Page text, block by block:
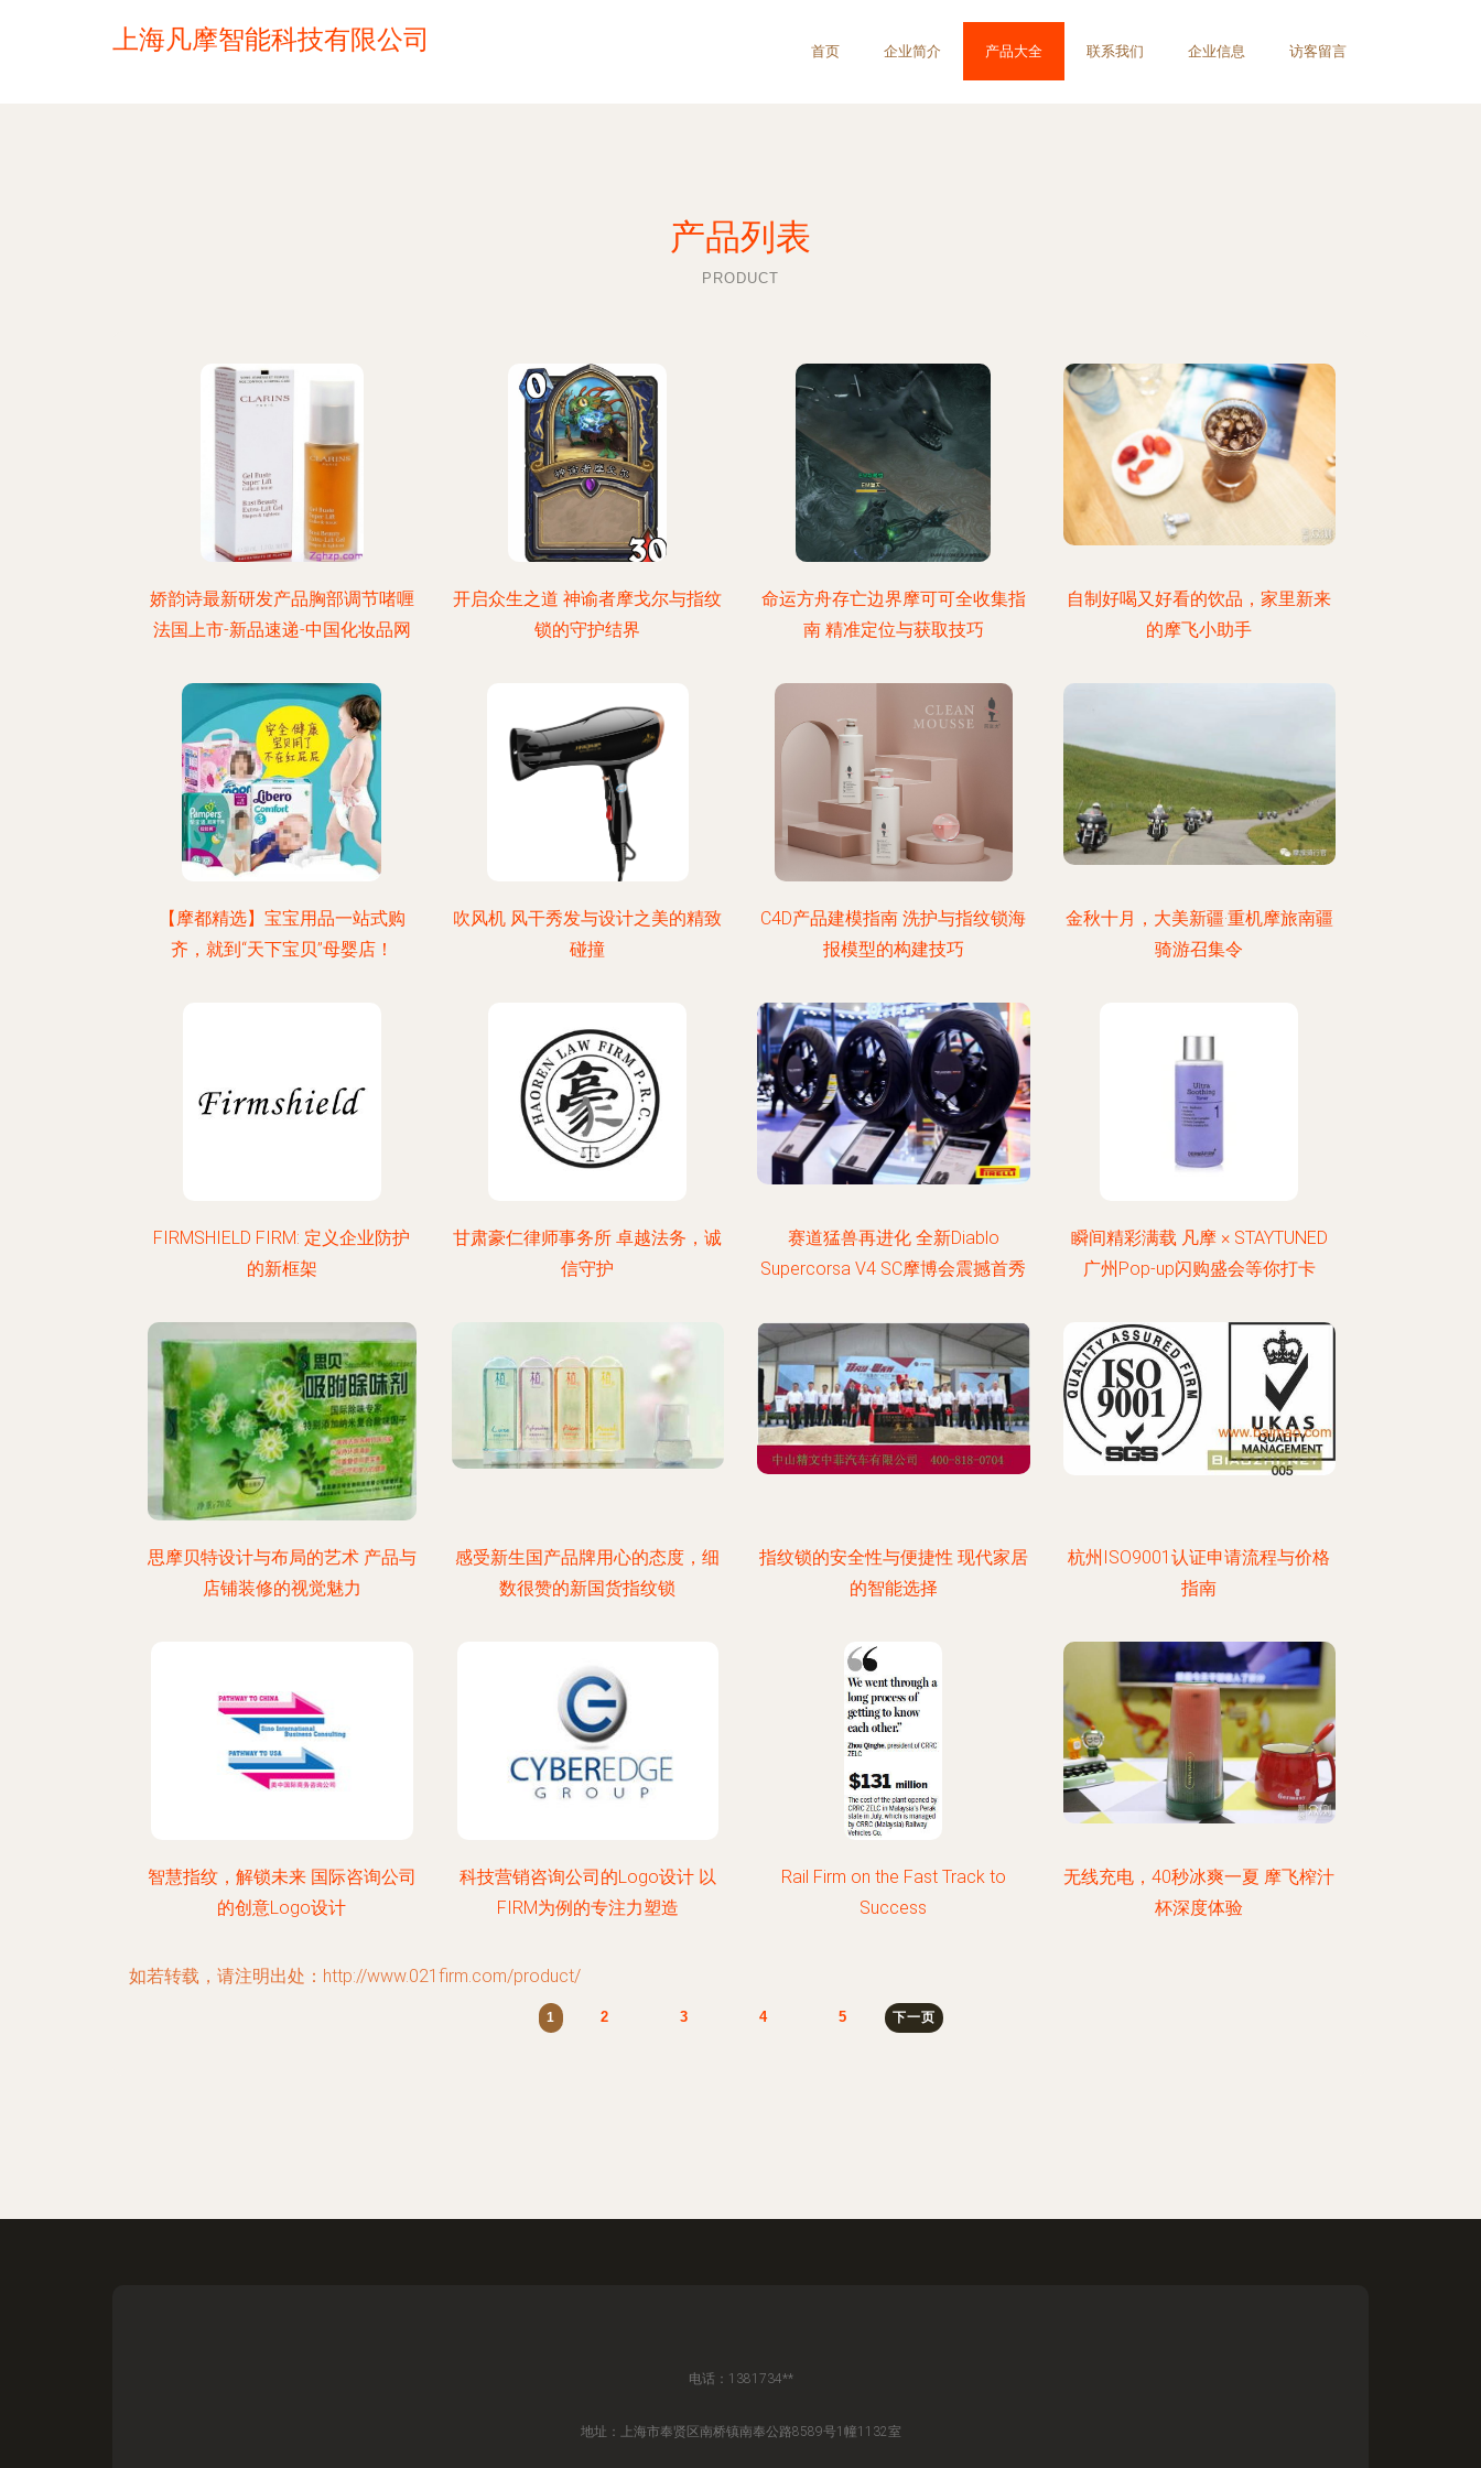
上海凡摩智能科技有限公司 首页 企业简介 产品大全 联系我们 企业信息 访客留言
产品列表
PRODUCT
娇韵诗最新研发产品胸部调节啫喱
法国上市-新品速递-中国化妆品网
开启众生之道 神谕者摩戈尔与指纹
锁的守护结界
命运方舟存亡边界摩可可全收集指
南 精准定位与获取技巧
自制好喝又好看的饮品，家里新来
的摩飞小助手
【摩都精选】宝宝用品一站式购
齐，就到“天下宝贝”母婴店！
吹风机 风干秀发与设计之美的精致
碰撞
C4D产品建模指南 洗护与指纹锁海
报模型的构建技巧
金秋十月，大美新疆·重机摩旅南疆
骑游召集令
FIRMSHIELD FIRM: 定义企业防护
的新框架
甘肃豪仁律师事务所 卓越法务，诚
信守护
赛道猛兽再进化 全新Diablo
Supercorsa V4 SC摩博会震撼首秀
瞬间精彩满载 凡摩 × STAYTUNED
广州Pop-up闪购盛会等你打卡
思摩贝特设计与布局的艺术 产品与
店铺装修的视觉魅力
感受新生国产品牌用心的态度，细
数很赞的新国货指纹锁
指纹锁的安全性与便捷性 现代家居
的智能选择
杭州ISO9001认证申请流程与价格
指南
智慧指纹，解锁未来 国际咨询公司
的创意Logo设计
科技营销咨询公司的Logo设计 以
FIRM为例的专注力塑造
Rail Firm on the Fast Track to
Success
无线充电，40秒冰爽一夏 摩飞榨汁
杯深度体验
如若转载，请注明出处：http://www.021firm.com/product/
1 2 3 4 5 下一页
电话：1381734**
地址：上海市奉贤区南桥镇南奉公路8589号1幢1132室